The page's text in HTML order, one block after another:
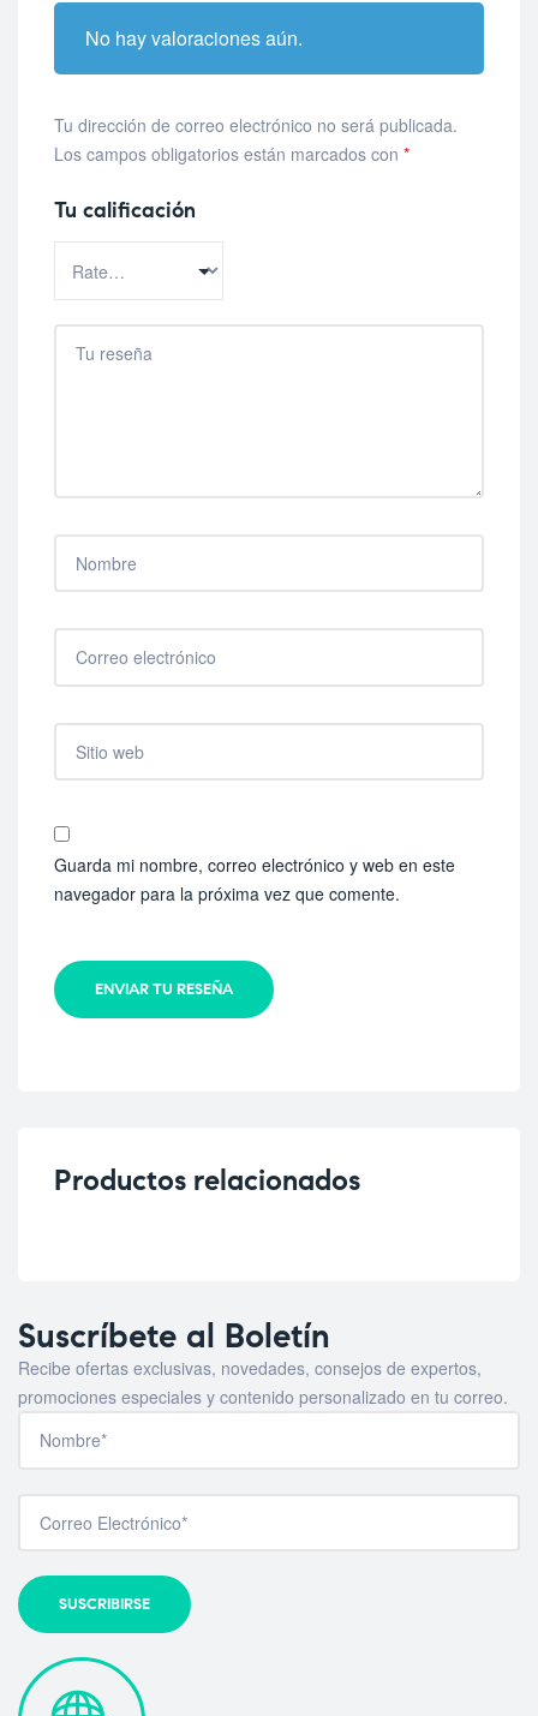
No hay valoraciones aún.
Tu dirección de correo electrónico no será publicada.
Los campos obligatorios están marcados con *
Tu calificación
Guarda mi nombre, correo electrónico y web en este
navegador para la próxima vez que comente.
ENVIAR TU RESEÑA
Productos relacionados
Suscríbete al Boletín
Recibe ofertas exclusivas, novedades, consejos de expertos,
promociones especiales y contenido personalizado en tu correo.